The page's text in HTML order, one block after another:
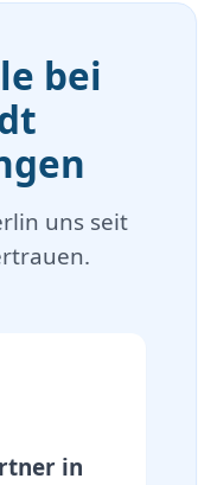
bei
uns seit
in